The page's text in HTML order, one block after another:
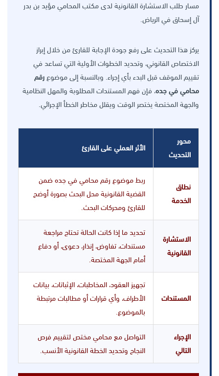
مسار طلب الاستشارة القانونية لدى مكتب المحامي مؤيد بن بدر
آل إسحاق في الرياض.
يركز هذا التحديث على رفع جودة الإجابة للقارئ من خلال إبراز
الاختصاص القانوني، وتحديد الخطوات الأولية التي تساعد في
تقييم الموقف قبل البدء بأي إجراء. وبالنسبة إلى موضوعرقم
محامي في جده، فإن فهم المستندات المطلوبة والمهل النظامية
والجهة المختصة يختصر الوقت ويقلل مخاطر الخطأ الإجرائي.
محور
التحديث
الأثر العملي على القارئ
نطاق
الخدمة
ربط موضوع رقم محامي في جده ضمن
القضية القانونية محل البحث بصورة أوضح
للقارئ ومحركات البحث.
الاستشارة
القانونية
تحديد ما إذا كانت الحالة تحتاج مراجعة
مستندات، تفاوض، إنذار، دعوى، أو دفاع
أمام الجهة المختصة.
المستندات
تجهيز العقود، المخاطبات، الإثباتات، بيانات
الأطراف، وأي قرارات أو مطالبات مرتبطة
بالموضوع.
الإجراء
التالي
التواصل مع محامي مختص لتقييم فرص
النجاح وتحديد الخطة القانونية الأنسب.